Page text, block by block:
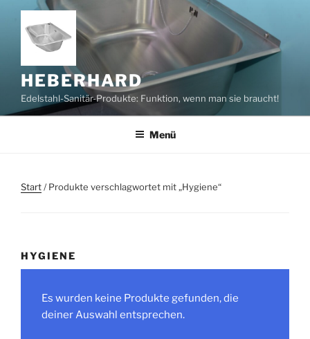
Zum
Inhalt
springen
HEBERHARD
Edelstahl-Sanitär-Produkte: Funktion, wenn man sie braucht!
Menü
Start/ Produkte verschlagwortet mit „Hygiene“
HYGIENE
Es wurden keine Produkte gefunden, die
deiner Auswahl entsprechen.